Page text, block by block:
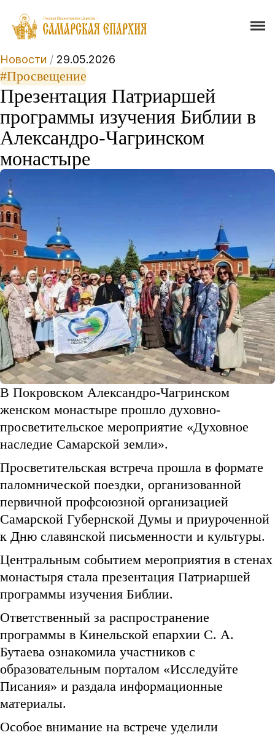
Новости / 29.05.2026
#Просвещение
Презентация Патриаршей
программы изучения Библии в
Александро-Чагринском
монастыре
В Покровском Александро-Чагринском
женском монастыре прошло духовно-
просветительское мероприятие «Духовное
наследие Самарской земли».
Просветительская встреча прошла в формате
паломнической поездки, организованной
первичной профсоюзной организацией
Самарской Губернской Думы и приуроченной
к Дню славянской письменности и культуры.
Центральным событием мероприятия в стенах
монастыря стала презентация Патриаршей
программы изучения Библии.
Ответственный за распространение
программы в Кинельской епархии С. А.
Бутаева ознакомила участников с
образовательным порталом «Исследуйте
Писания» и раздала информационные
материалы.
Особое внимание на встрече уделили